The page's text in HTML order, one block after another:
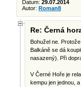
Datum: 29.07.2014
Autor: Roman8
Re: Černá
Bohužel ne.
Balkáně se dá
nasazený). Při
V Černé Hoře je
kempu jen jednou,